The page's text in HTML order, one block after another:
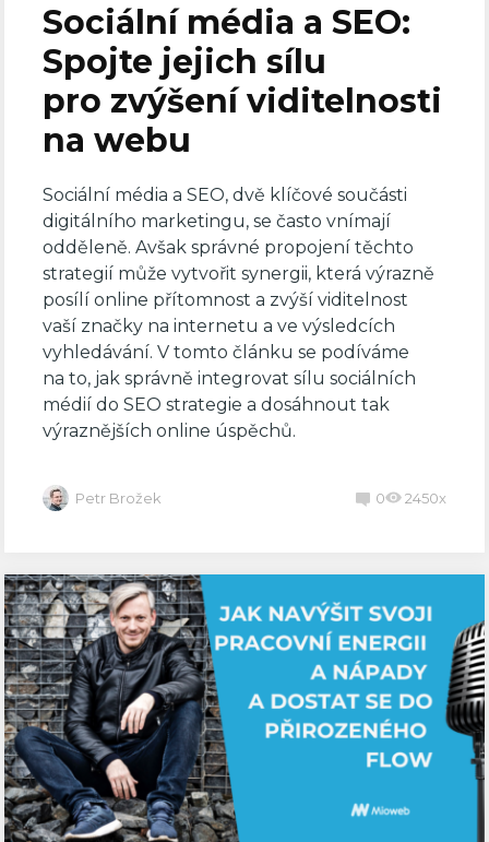
Sociální média a SEO:
Spojte jejich sílu
pro zvýšení viditelnosti
na webu
Sociální média a SEO, dvě klíčové součásti
digitálního marketingu, se často vnímají
odděleně. Avšak správné propojení těchto
strategií může vytvořit synergii, která výrazně
posílí online přítomnost a zvýší viditelnost
vaší značky na internetu a ve výsledcích
vyhledávání. V tomto článku se podíváme
na to, jak správně integrovat sílu sociálních
médií do SEO strategie a dosáhnout tak
výraznějších online úspěchů.
Petr Brožek 0 2450x